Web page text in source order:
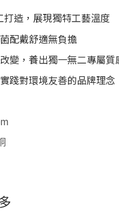
造，展現獨特工藝溫度
配戴舒適無負擔
變，養出獨一無二專屬質
踐對環境友善的品牌理念